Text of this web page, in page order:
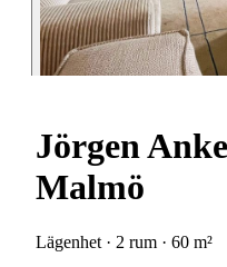
Jörgen
Malmö
Lägenhet · 2 rum · 60 m²